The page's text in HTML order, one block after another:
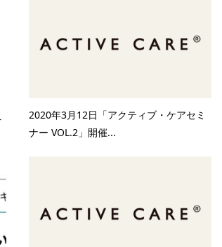
2020年3月12日「アクティブ・ケアセミ
ナー VOL.2」開催...